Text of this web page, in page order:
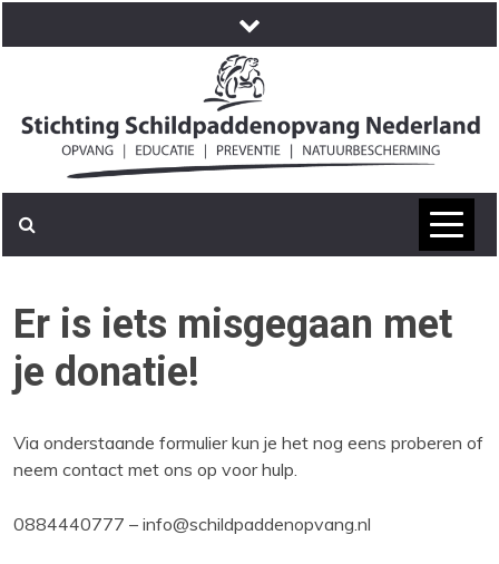
to
Er is iets misgegaan met
je donatie!
Via onderstaande formulier kun je het nog eens proberen of
neem contact met ons op voor hulp.
0884440777 – info@schildpaddenopvang.nl